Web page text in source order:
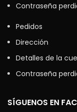
Contraseña
Pedidos
Dirección
Detalles de la
Contraseña
SÍGUENOS EN